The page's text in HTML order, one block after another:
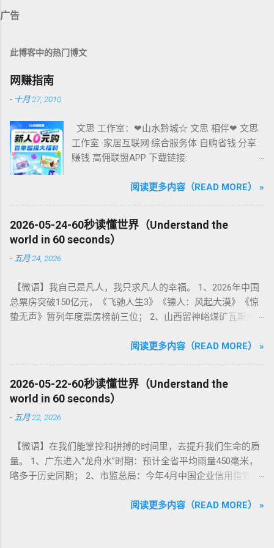
广告
此博客中的热门博文
网赚指南
- 十月 27, 2010
文思 工作室：❤山水黔城☆ 文思 相伴❤ 文思
工作室 ·家居互联网·综合服务体 自购省钱·分享
赚钱 高佣联盟APP 下载链接:
市场搜索【高佣联盟】下载注册，填写邀请
宝、天猫、拼多多、京东、唯品会大部分商品
都能返佣金，而且还有免单、一元购、一分薅
羊毛福利。邀请码：14065904，认准图标别下
阅读更多内容（READ MORE） »
2026-05-24-60秒读懂世界（Understand the
world in 60 seconds）
- 五月 24, 2026
【微语】我自己是凡人，我只求凡人的幸福。 1、2026年中国
总票房突破150亿元，《飞驰人生3》《镖人：风起大漠》《惊
蛰无声》暂列年度票房榜前三位； 2、山西留神峪煤矿瓦斯爆
号瞄准北京时间5月24日23时08分发射，乘组1名航天员将开展
首飞成功；我国完成全球首次537天万米深海材料腐蚀试验，再
破世界纪录； 5、商务部：1-4月全国吸收外资2876.9亿元人民
币，同比下降10.3%； 6、数据显示：4月中国品牌在欧洲?纯电
动汽车?市场的销量占比首超?15%?，创历史新高； 7、腾讯音
DeepSeek官宣永久保留V4-Pro2.5折优惠； 8、广州市卫健委：
推进修订《广州市控制吸烟条例》，扩大禁止吸烟场所范围；
9、中国U17男足以2比3惜败日本获亚洲杯亚军；朝鲜“我的故
SpaceX星舰V3首飞成功，完成模拟卫星投放并在印度洋溅落，
阅读更多内容（READ MORE） »
2026-05-22-60秒读懂世界（Understand the
world in 60 seconds）
- 五月 22, 2026
【微语】在我们能掌控和拼搏的时间里，去提升我们生命的质
量。 1、广东进入“龙舟水”时期：预计全省平均雨量450毫米，
略多于历史同期； 2、市监总局：今年4月中国企业信用指数为
部中心城区，试点三区已收购523套房源； 4、桂林一米粉店被
阅读更多内容（READ MORE） »